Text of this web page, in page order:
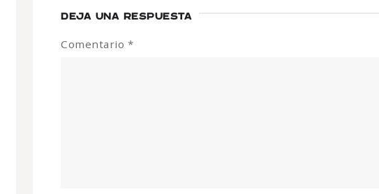
DEJA UNA RESPUESTA
Comentario *